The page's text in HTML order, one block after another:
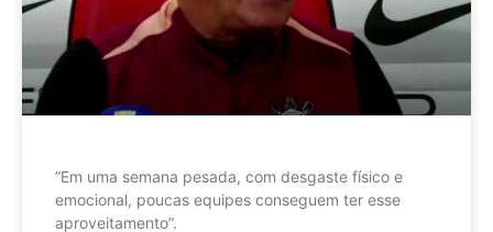
”Em uma semana pesada, com desgaste físico e
emocional, poucas equipes conseguem ter esse
aproveitamento”.